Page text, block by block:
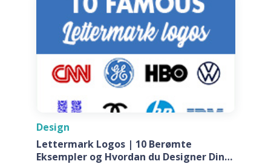
Design
Lettermark Logos | 10 Berømte
Eksempler og Hvordan du Designer Din